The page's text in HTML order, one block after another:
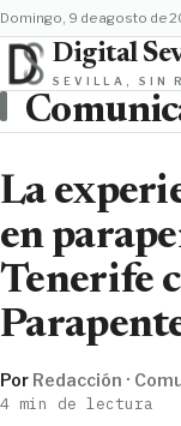
domingo, 9 de agosto de
Digital
SEVILLA, SIN
La
en
Tenerife
Por Redacción ·
4 min de lectura